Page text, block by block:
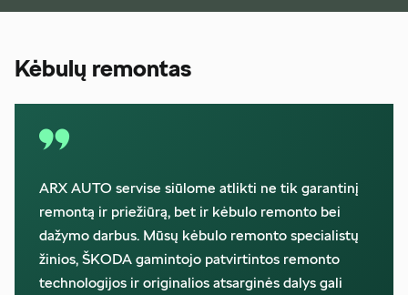
Kėbulų remontas
ARX AUTO servise siūlome atlikti ne tik garantinį
remontą ir priežiūrą, bet ir kėbulo remonto bei
dažymo darbus. Mūsų kėbulo remonto specialistų
žinios, ŠKODA gamintojo patvirtintos remonto
technologijos ir originalios atsarginės dalys gali